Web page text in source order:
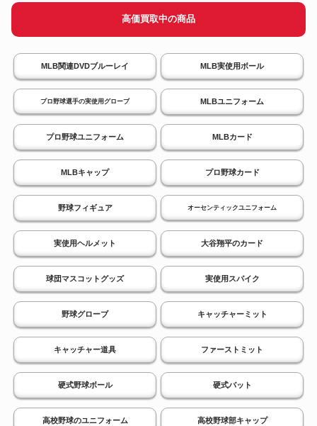
高価買取中の商品
MLB関連DVDブルーレイ MLB実使用ボール
プロ野球選手の実使用グローブ MLBユニフォーム
プロ野球ユニフォーム MLBカード
MLBキャップ プロ野球カード
野球フィギュア オーセンティックユニフォーム
実使用ヘルメット 大谷翔平のカード
球団マスコットグッズ 実使用スパイク
野球グローブ キャッチャーミット
キャッチャー道具 ファーストミット
硬式野球ボール 硬式バット
高校野球のユニフォーム 高校野球部キャップ